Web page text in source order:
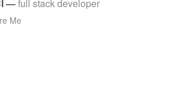
—full stack developer
Me